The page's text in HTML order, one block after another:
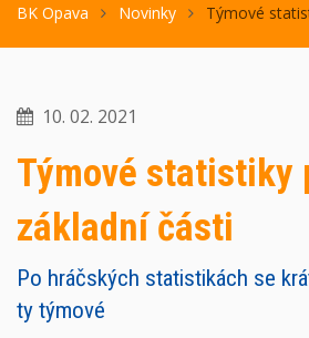
BK Opava Novinky Týmové
10. 02. 2021
Týmové statistiky
základní části
Po hráčských statistikách se
ty týmové